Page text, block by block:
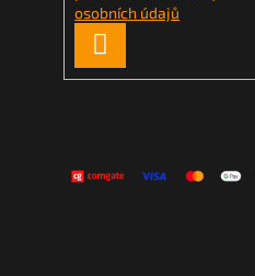
osobních údajů
SE